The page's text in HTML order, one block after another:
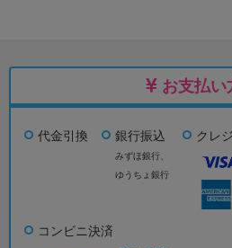
お支払い
代金引換 銀行振込
みずほ銀行、
ゆうちょ銀行
クレ
コンビニ決済